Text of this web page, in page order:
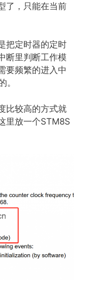
了，只能在当前
把定时器的定时
断里判断工作模
要频繁的进入中
。
比较高的方式就
里放一个STM8S